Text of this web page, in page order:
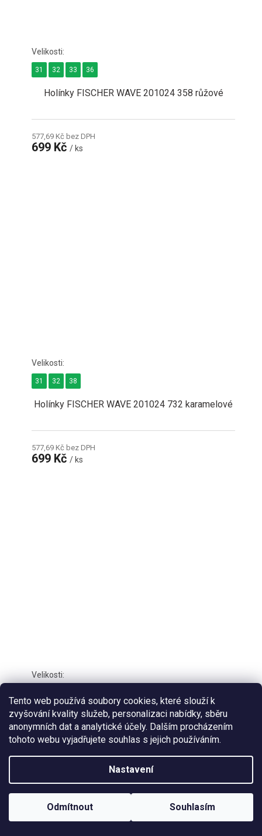
Tento web používá soubory cookies, které slouží k
zvyšování kvality služeb, personalizaci nabídky, sběru
anonymních dat a analytické účely. Dalším procházením
tohoto webu vyjadřujete souhlas s jejich používáním.
Nastavení
Odmítnout Souhlasím
Holínky FISCHER WAVE 201024 358 růžové
577,69 Kč bez DPH
699 Kč/ ks
31 32 33 36
Holínky FISCHER WAVE 201024 732 karamelové
577,69 Kč bez DPH
699 Kč/ ks
31 32 38
Holínky FISCHER WAVE 201024 407 olivové
577,69 Kč bez DPH